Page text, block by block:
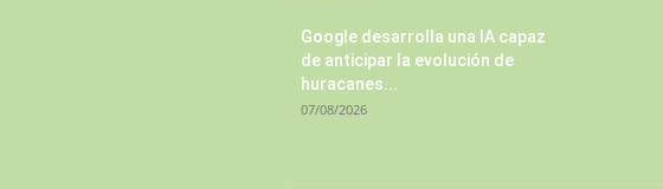
Google desarrolla una IA capaz
de anticipar la evolución de
huracanes...
07/08/2026